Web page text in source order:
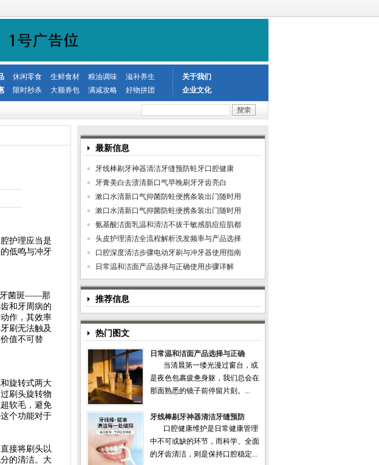
休闲零食 生鲜食材 粮油调味 滋补养生
关于我们
限时秒杀 大额券包 满减攻略 好物拼团 企业文化
护理应当是
低鸣与冲牙
牙菌斑——那
和牙周病的
作，其效率
刷无法触及
值不可替
旋转式两大
刷头旋转物
软毛，避免
个功能对于
接将刷头以
的清洁。大
最新信息
牙线棒剔牙神器清洁牙缝预防蛀牙口腔健康
牙膏美白去渍清新口气早晚刷牙牙齿亮白
漱口水清新口气抑菌防蛀便携条装出门随时用
漱口水清新口气抑菌防蛀便携条装出门随时用
氨基酸洁面乳温和清洁不拔干敏感肌痘痘肌都
头皮护理清洁全流程解析洗发频率与产品选择
口腔深度清洁步骤电动牙刷与冲牙器使用指南
日常温和洁面产品选择与正确使用步骤详解
推荐信息
热门图文
日常温和洁面产品选择与正确
当清晨第一缕光漫过窗台，或
是夜色包裹疲惫身躯，我们总会在
那面熟悉的镜子前停留片刻。...
牙线棒剔牙神器清洁牙缝预防
口腔健康维护是日常健康管理
中不可或缺的环节，而科学、全面
的牙齿清洁，则是保持口腔稳定...